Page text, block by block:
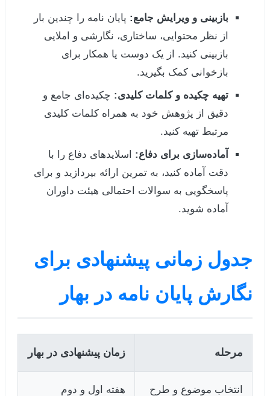
بازبینی و ویرایش جامع: پایان نامه را چندین بار
از نظر محتوایی، ساختاری، نگارشی و املایی
بازبینی کنید. از یک دوست یا همکار برای
بازخوانی کمک بگیرید.
تهیه چکیده و کلمات کلیدی: چکیده‌ای جامع و
دقیق از پژوهش خود به همراه کلمات کلیدی
مرتبط تهیه کنید.
آماده‌سازی برای دفاع: اسلاید‌های دفاع را با
دقت آماده کنید، به تمرین ارائه بپردازید و برای
پاسخگویی به سوالات احتمالی هیئت داوران
آماده شوید.
جدول زمانی پیشنهادی برای
نگارش پایان نامه در بهار
مرحله زمان پیشنهادی در بهار
انتخاب موضوع و طرح
هفته اول و دوم